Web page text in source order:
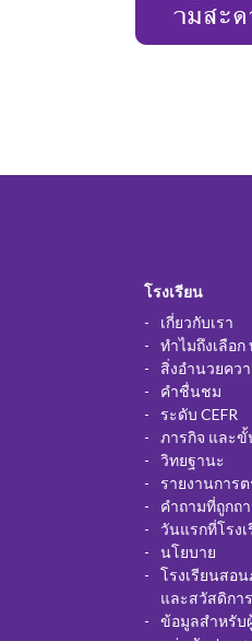
โรงเรียน
เกี่ยวกับเรา
ทำไมถึงเลือก
สิ่งอำนวยคว
คำชื่นชม
ระดับ CEFR
ภารกิจ และขั้
วิทยฐานะ
รายงานการ
คำถามที่ถูกถ
วันแรกที่โรง
นโยบาย
โรงเรียนสอ
และสวัสดิการ
ข้อมูลสำหรับ